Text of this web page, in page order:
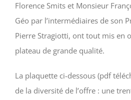
Florence Smits et Monsieur
Géo par l’intermédiaires de son
Pierre Stragiotti, ont tout mis en
plateau de grande qualité.
La plaquette ci-dessous (pdf
de la diversité de l’offre : une